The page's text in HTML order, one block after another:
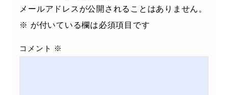
メールアドレスが公開されることはありません。
※ が付いている欄は必須項目です
コメント ※